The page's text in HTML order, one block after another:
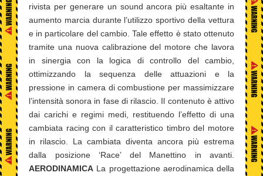
rivista per generare un sound ancora più esaltante in
aumento marcia durante l’utilizzo sportivo della vettura
e in particolare del cambio. Tale effetto è stato ottenuto
tramite una nuova calibrazione del motore che lavora
in sinergia con la logica di controllo del cambio,
ottimizzando la sequenza delle attuazioni e la
pressione in camera di combustione per massimizzare
l’intensità sonora in fase di rilascio. Il contenuto è attivo
dai carichi e regimi medi, restituendo l’effetto di una
cambiata racing con il caratteristico timbro del motore
in rilascio. La cambiata diventa ancora più estrema
dalla posizione ‘Race’ del Manettino in avanti.
AERODINAMICA La progettazione aerodinamica della